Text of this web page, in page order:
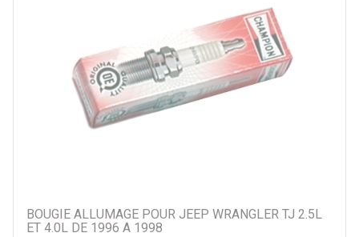
BOUGIE ALLUMAGE POUR JEEP WRANGLER TJ 2.5L
ET 4.0L DE 1996 A 1998